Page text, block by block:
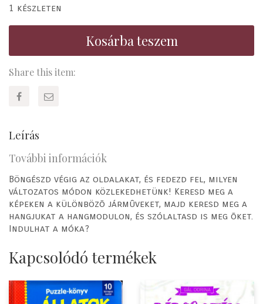
1 készleten
Kosárba teszem
Share this item:
Leírás
További információk
Böngészd végig az oldalakat, és fedezd fel, milyen
változatos módon közlekedhetünk! Keresd meg a
képeken a különbözõ jármûveket, majd keresd meg a
hangjukat a hangmodulon, és szólaltasd is meg õket.
Indulhat a móka?
Kapcsolódó termékek